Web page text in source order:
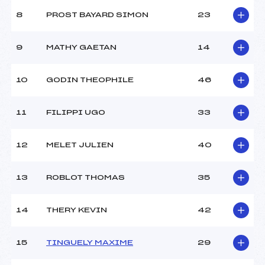
8 PROST BAYARD SIMON 23
9 MATHY GAETAN 14
10 GODIN THEOPHILE 46
11 FILIPPI UGO 33
12 MELET JULIEN 40
13 ROBLOT THOMAS 35
14 THERY KEVIN 42
15 TINGUELY MAXIME 29